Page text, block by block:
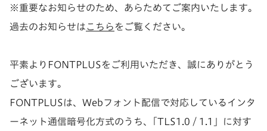
※重要なお知らせのため、あらためてご案内いたします。
過去のお知らせはこちらをご覧ください。
平素よりFONTPLUSをご利用いただき、誠にありがとう
ございます。
FONTPLUSは、Webフォント配信で対応しているインタ
ーネット通信暗号化方式のうち、「TLS1.0 / 1.1」に対す